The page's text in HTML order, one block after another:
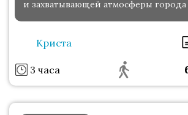
и захватывающей атмосферы города
Криста
3 часа